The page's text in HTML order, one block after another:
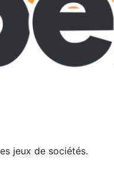
jeux de sociétés.